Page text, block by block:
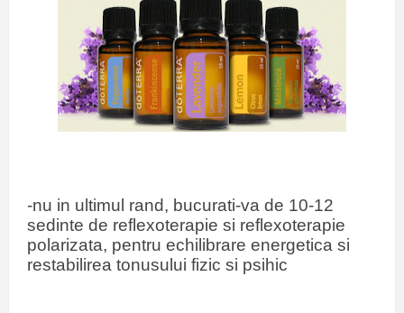
-nu in ultimul rand, bucurati-va de 10-12
sedinte de reflexoterapie si reflexoterapie
polarizata, pentru echilibrare energetica si
restabilirea tonusului fizic si psihic